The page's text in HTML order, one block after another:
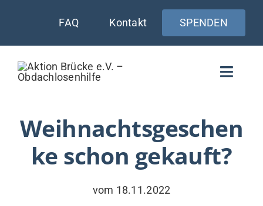
springen
FAQ Kontakt SPENDEN
Toggle
AKTUELLES
Weihnachtsgeschen
ke schon gekauft?
vom 18.11.2022